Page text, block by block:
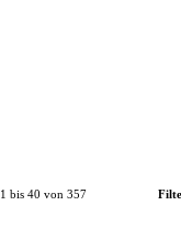
1 bis 40 von 357